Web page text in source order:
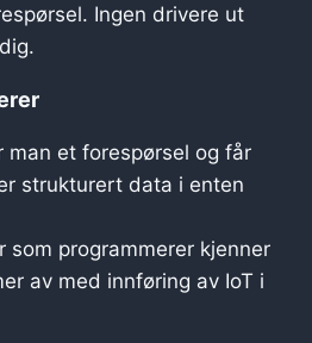
Ingen drivere ut
man et forespørsel og får
strukturert data i enten
som programmerer kjenner
av med innføring av IoT i